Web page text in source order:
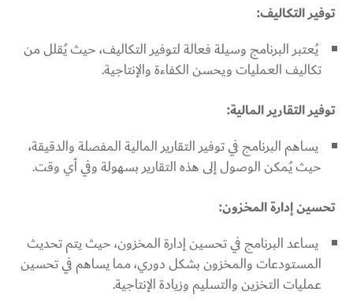
توفير التكاليف:
يُعتبر البرنامج وسيلة فعالة لتوفير التكاليف، حيث يُقلل من
تكاليف العمليات ويحسن الكفاءة والإنتاجية.
توفير التقارير المالية:
يساهم البرنامج في توفير التقارير المالية المفصلة والدقيقة،
حيث يُمكن الوصول إلى هذه التقارير بسهولة وفي أي وقت.
تحسين إدارة المخزون:
يساعد البرنامج في تحسين إدارة المخزون، حيث يتم تحديث
المستودعات والمخزون بشكل دوري، مما يساهم في تحسين
عمليات التخزين والتسليم وزيادة الإنتاجية.